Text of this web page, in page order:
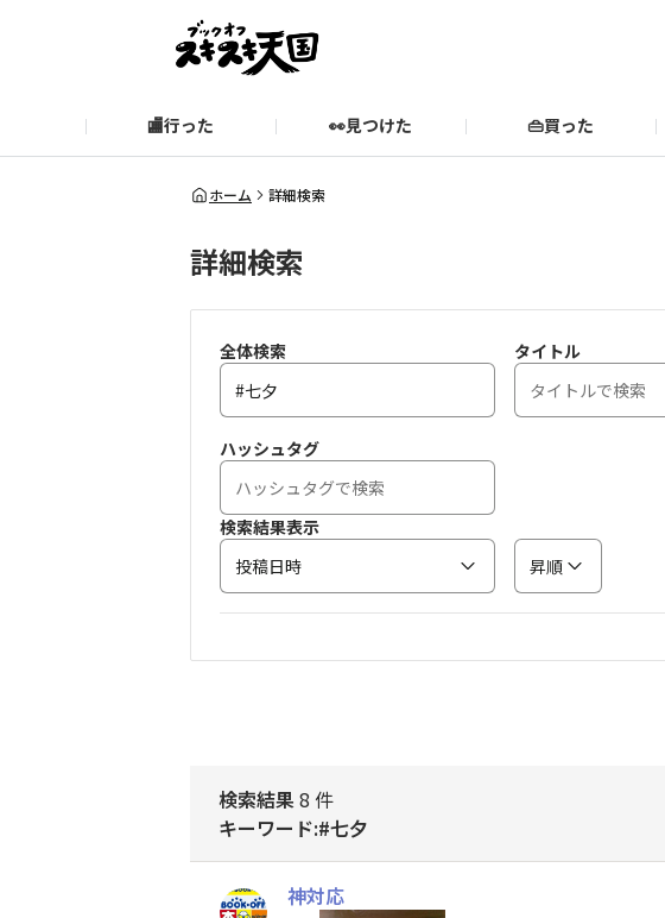
🏬行った 👀見つけた 👜買った
お知らせ 期間限定企画【みんなでお題】
ブックオフ公式サイト
スキスキ天国に関するお問い合わせ
ホーム 詳細検索
詳細検索
全体検索 タイトル
ハッシュタグ
検索結果表示
投稿日時
昇順
検索結果8 件
キーワード:#七夕
神対応